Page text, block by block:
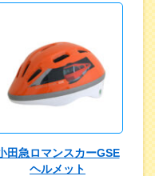
田急ロマンスカーGSE
ヘルメット